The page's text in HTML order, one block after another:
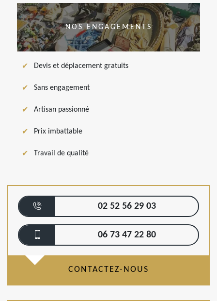
NOS ENGAGEMENTS
Devis et déplacement gratuits
Sans engagement
Artisan passionné
Prix imbattable
Travail de qualité
02 52 56 29 03
06 73 47 22 80
CONTACTEZ-NOUS